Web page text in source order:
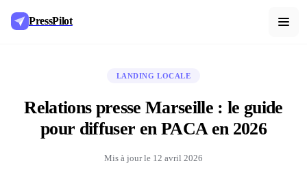
PressPilot
LANDING LOCALE
Relations presse Marseille : le guide
pour diffuser en PACA en 2026
Mis à jour le 12 avril 2026